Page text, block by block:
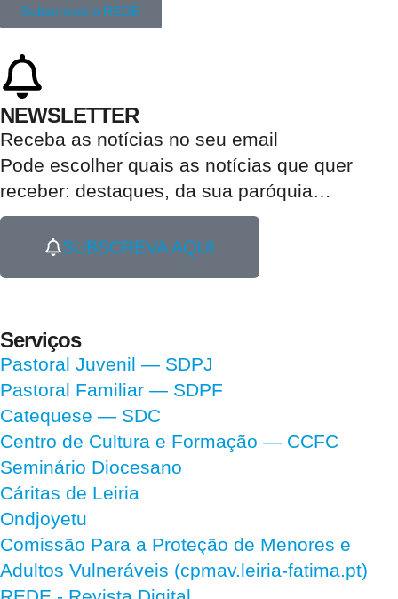
Subscrever a REDE
NEWSLETTER
Receba as notícias no seu email​
Pode escolher quais as notícias que quer
receber: destaques, da sua paróquia…
SUBSCREVA AQUI
Serviços
Pastoral Juvenil — SDPJ
Pastoral Familiar — SDPF
Catequese — SDC
Centro de Cultura e Formação — CCFC
Seminário Diocesano
Cáritas de Leiria
Ondjoyetu
Comissão Para a Proteção de Menores e
Adultos Vulneráveis (cpmav.leiria-fatima.pt)